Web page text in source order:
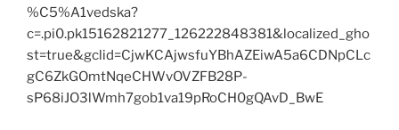
%C5%A1vedska?
c=.pi0.pk15162821277_126222848381&localized_gho
st=true&gclid=CjwKCAjwsfuYBhAZEiwA5a6CDNpCLc
gC6ZkGOmtNqeCHWvOVZFB28P-
sP68iJO3lWmh7gob1va19pRoCH0gQAvD_BwE